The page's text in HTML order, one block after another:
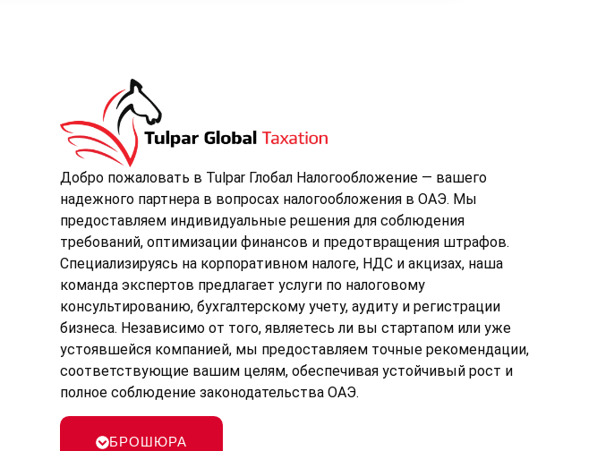
Добро пожаловать в Tulpar Глобал Налогообложение — вашего
надежного партнера в вопросах налогообложения в ОАЭ. Мы
предоставляем индивидуальные решения для соблюдения
требований, оптимизации финансов и предотвращения штрафов.
Специализируясь на корпоративном налоге, НДС и акцизах, наша
команда экспертов предлагает услуги по налоговому
консультированию, бухгалтерскому учету, аудиту и регистрации
бизнеса. Независимо от того, являетесь ли вы стартапом или уже
устоявшейся компанией, мы предоставляем точные рекомендации,
соответствующие вашим целям, обеспечивая устойчивый рост и
полное соблюдение законодательства ОАЭ.
БРОШЮРА